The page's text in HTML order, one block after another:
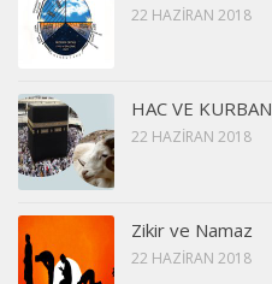
22 HAZIRAN 2018
HAC VE KURBAN
22 HAZIRAN 2018
Zikir ve Namaz
22 HAZIRAN 2018